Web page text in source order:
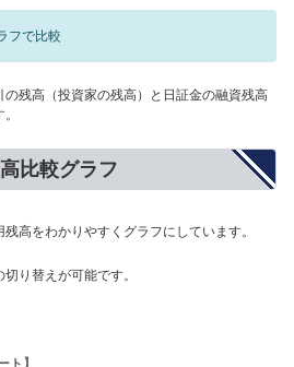
フで比較
残高（投資家の残高）と日証金の融資残高
比較グラフ
高をわかりやすくグラフにしています。
り替えが可能です。